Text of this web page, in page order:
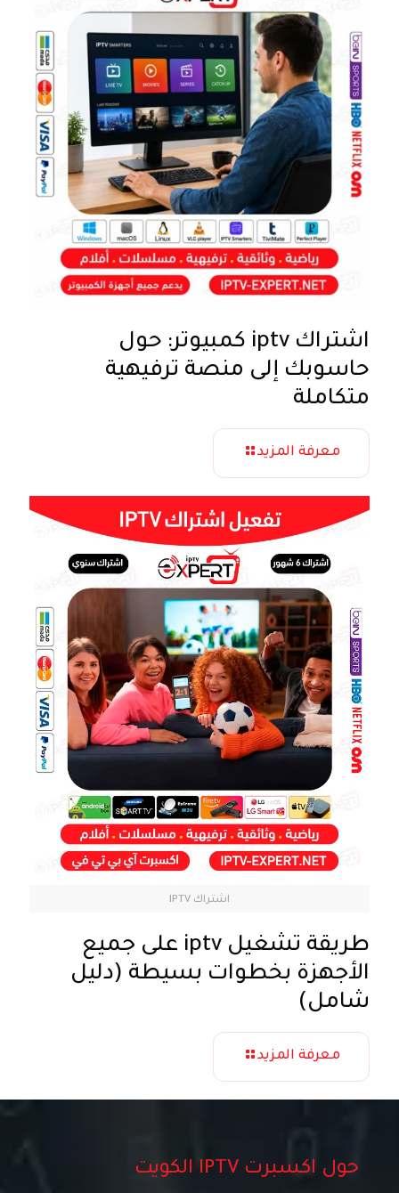
اشتراك iptv كمبيوتر: حول
حاسوبك إلى منصة ترفيهية
متكاملة
معرفة المزيد
اشتراك IPTV
طريقة تشغيل iptv على جميع
الأجهزة بخطوات بسيطة (دليل
شامل)
معرفة المزيد
حول اكسبرت IPTV الكويت